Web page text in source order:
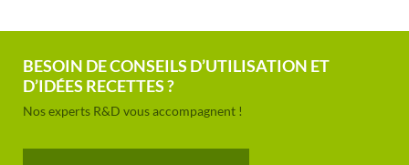
BESOIN DE CONSEILS D’UTILISATION ET
D’IDÉES RECETTES ?
Nos experts R&D vous accompagnent !